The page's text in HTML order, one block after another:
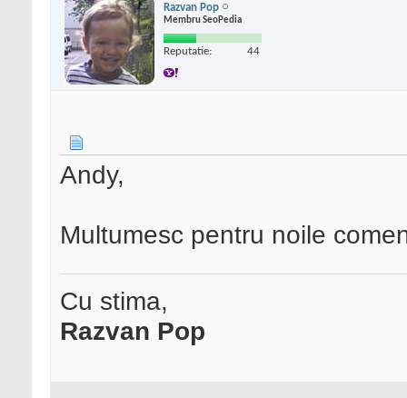
Razvan Pop
Membru SeoPedia
Reputatie: 44
Andy,
Multumesc pentru noile
Cu stima,
Razvan Pop